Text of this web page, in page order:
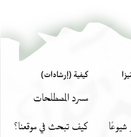
חכ [ .
: הדרת יק [
. . . . .
شيوعًا
كيفية (إرشادات)
مسرد المصطلحات
كيف تبحث في موقعنا؟